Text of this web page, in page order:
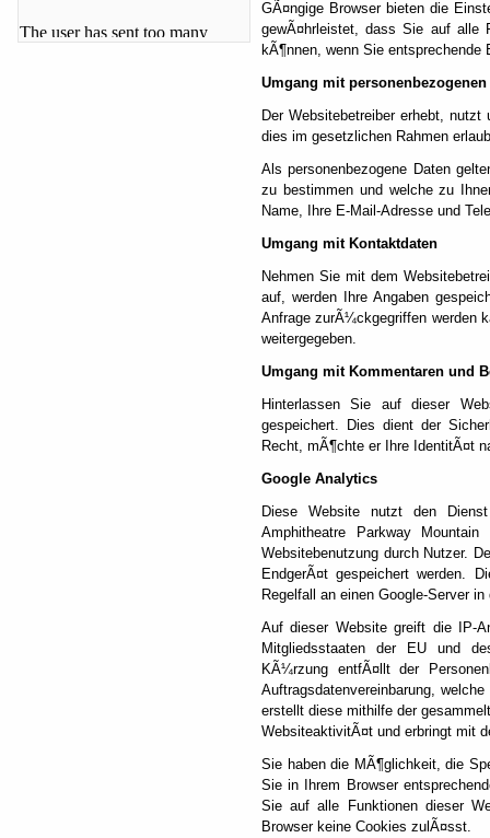
GÃ¤ngige Browser bieten die
gewÃ¤hrleistet, dass Sie auf alle
kÃ¶nnen, wenn Sie entsprechende
Umgang mit personenbezogenen
Der Websitebetreiber erhebt, nutzt
dies im gesetzlichen Rahmen
Als personenbezogene Daten
zu bestimmen und welche zu
Name, Ihre E-Mail-Adresse und
Umgang mit Kontaktdaten
Nehmen Sie mit dem
auf, werden Ihre Angaben
Anfrage zurÃ¼ckgegriffen werden
weitergegeben.
Umgang mit Kommentaren und
Hinterlassen Sie auf dieser
gespeichert. Dies dient der
Recht, mÃ¶chte er Ihre IdentitÃ¤t
Google Analytics
Diese Website nutzt den
Amphitheatre Parkway
Websitebenutzung durch Nutzer.
EndgerÃ¤t gespeichert werden.
Regelfall an einen Google-Server
Auf dieser Website greift die IP-
Mitgliedsstaaten der EU und
KÃ¼rzung entfÃ¤llt der
Auftragsdatenvereinbarung,
erstellt diese mithilfe der
WebsiteaktivitÃ¤t und erbringt mit
Sie haben die MÃ¶glichkeit, die
Sie in Ihrem Browser
Sie auf alle Funktionen dieser
Browser keine Cookies zulÃ¤sst.